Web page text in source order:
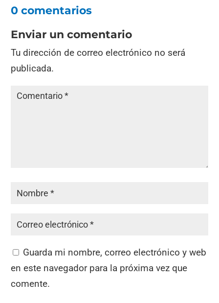
0 comentarios
Enviar un comentario
Tu dirección de correo electrónico no será
publicada.
Guarda mi nombre, correo electrónico y web
en este navegador para la próxima vez que
comente.